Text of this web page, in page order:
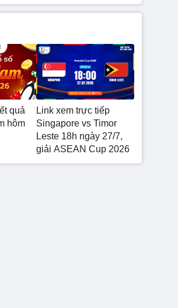
quả
hôm
Link xem trực tiếp
Singapore vs Timor
Leste 18h ngày 27/7,
giải ASEAN Cup 2026